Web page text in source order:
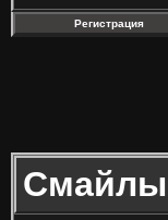
Регистрация
Смайлы